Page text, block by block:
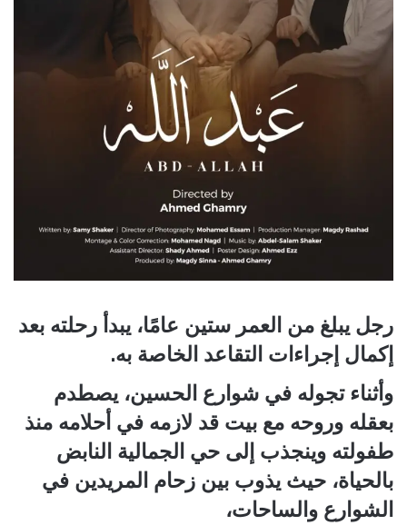
رجل يبلغ من العمر ستين عامًا، يبدأ رحلته بعد
إكمال إجراءات التقاعد الخاصة به.
وأثناء تجوله في شوارع الحسين، يصطدم
بعقله وروحه مع بيت قد لازمه في أحلامه منذ
طفولته وينجذب إلى حي الجمالية النابض
بالحياة، حيث يذوب بين زحام المريدين في
الشوارع والساحات،